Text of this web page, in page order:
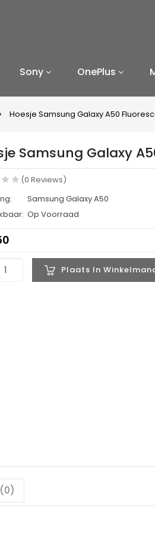
Sony OnePlus
Hoesje Samsung Galaxy A50
Samsung Galaxy
(0 Reviews)
Samsung Galaxy A50
Op Voorraad
Plaats In